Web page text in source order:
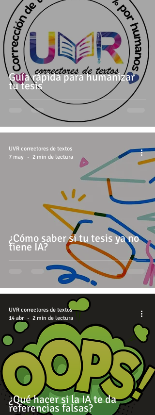
Guía rápida para humanizar
tu tesis
¿Cómo saber si tu tesis ya no
tiene IA?
UVR correctores de textos
7 may
2 min de lectura
¿Qué hacer si la IA te da
referencias falsas?
UVR correctores de textos
14 abr
2 min de lectura